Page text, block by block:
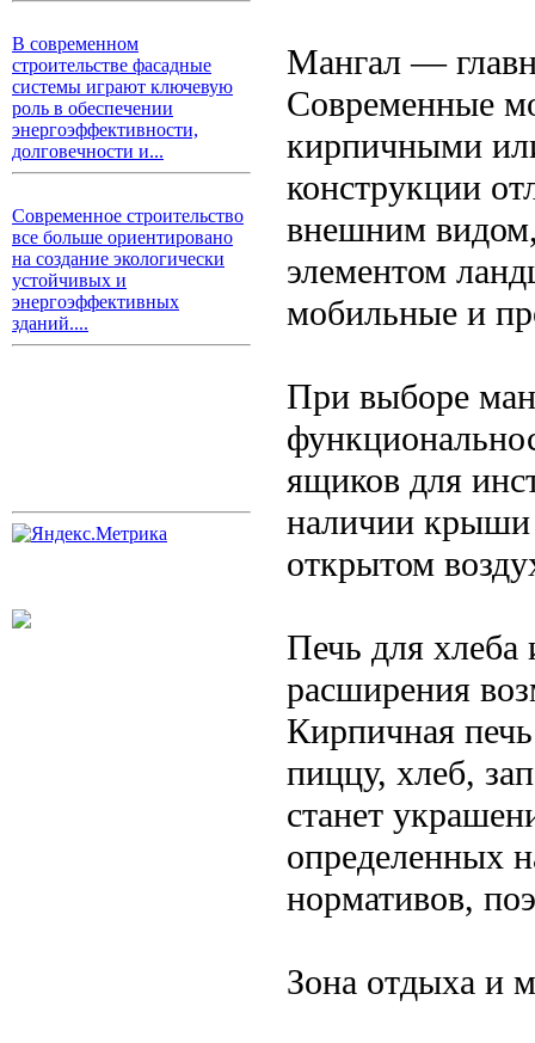
В современном
строительстве фасадные
системы играют ключевую
роль в обеспечении
энергоэффективности,
долговечности и...
Современное строительство
все больше ориентировано
на создание экологически
устойчивых и
энергоэффективных
зданий....
Мангал —
Современные
кирпичными
конструкции
внешним
элементом
мобильные и
При выборе
ящиков для
наличии крыши
открытом
Печь для
расширения
Кирпичная
пиццу, хлеб,
станет
определенных
нормативов,
Зона отдыха и